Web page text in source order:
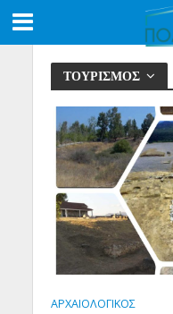
ΤΟΥΡΙΣΜΟΣ
ΑΡΧΑΙΟΛΟΓΙΚΟΣ